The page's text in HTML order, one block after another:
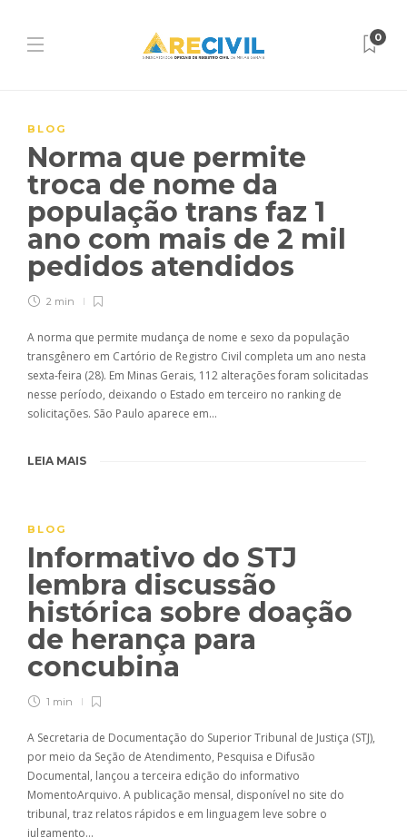
0
BLOG
Norma que permite
troca de nome da
população trans faz 1
ano com mais de 2 mil
pedidos atendidos
2 min
A norma que permite mudança de nome e sexo da população
transgênero em Cartório de Registro Civil completa um ano nesta
sexta-feira (28). Em Minas Gerais, 112 alterações foram solicitadas
nesse período, deixando o Estado em terceiro no ranking de
solicitações. São Paulo aparece em…
LEIA MAIS
BLOG
Informativo do STJ
lembra discussão
histórica sobre doação
de herança para
concubina
1 min
A Secretaria de Documentação do Superior Tribunal de Justiça (STJ),
por meio da Seção de Atendimento, Pesquisa e Difusão
Documental, lançou a terceira edição do informativo
MomentoArquivo. A publicação mensal, disponível no site do
tribunal, traz relatos rápidos e em linguagem leve sobre o
julgamento…